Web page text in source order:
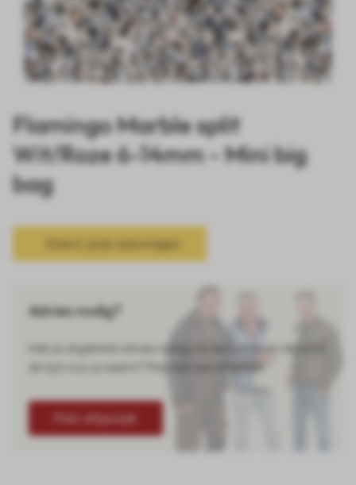
Flamingo Marble split
Wit/Roze 6-14mm - Mini big
bag
Direct prijs aanvragen
Advies nodig?
Heb je uitgebreid advies nodig van een verkoper die echt
Plan afspraak